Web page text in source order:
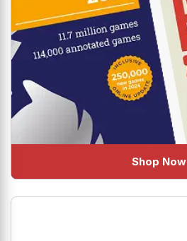
Shop Now